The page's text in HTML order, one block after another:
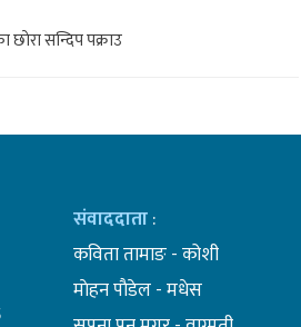
छाेरा सन्दिप पक्राउ
संवाददाता:
कविता तामाङ - कोशी
माेहन पाैडेल - मधेस